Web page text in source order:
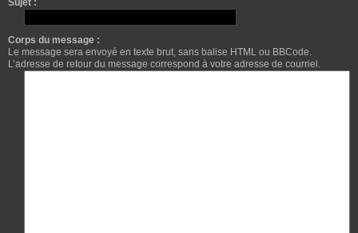
Corps du message :
Le message sera envoyé en texte brut, sans balise HTML ou BBCode.
L’adresse de retour du message correspond à votre adresse de courriel.